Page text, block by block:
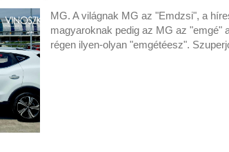
MG. A világnak MG az "Emdzsi", a
magyaroknak pedig az MG az "emgé"
régen ilyen-olyan "emgétéesz".